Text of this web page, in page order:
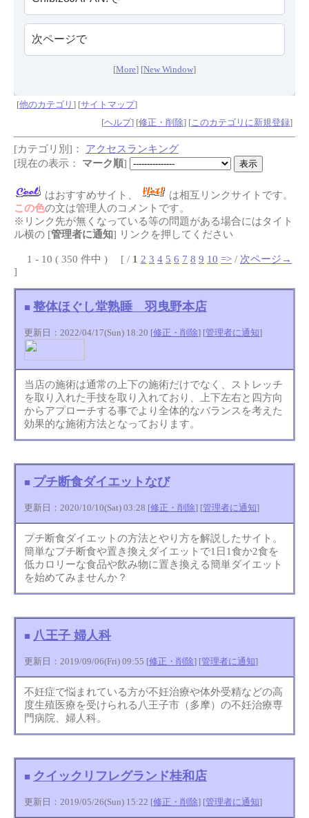
[More] [New Window]
[他のカテゴリ ] [サイトマップ]
[ヘルプ] [修正・削除] [ このカテゴリに新規登録]
[カテゴリ別]： アクセスランキング
[現在の表示：
マーク順]
はおすすめサイト、
は相互リンクサイトです。
この色の文は管理人のコメントです。
※リンク先が無くなっている等の問題がある場合にはタイト
ル横の [管理者に通知] リンクを押してください
1 - 10 ( 350 件中 ) [ / 1 2 3 4 5 6 7 8 9 10 => / 次ページ→
]
■ 整体ほぐし堂熟睡 羽曳野本店
更新日：2022/04/17(Sun) 18:20 [修正・削除] [管理者に通知]
当店の施術は通常の上下の施術だけでなく、ストレッチ
を取り入れた手技を取り入れており、上下左右と四方向
からアプローチする事でより全体的なバランスを考えた
効果的な施術方法となっております。
■ プチ断食ダイエットなび
更新日：2020/10/10(Sat) 03:28 [修正・削除] [管理者に通知]
プチ断食ダイエットの方法とやり方を解説したサイト。
簡単なプチ断食や置き換えダイエットで1日1食か2食を
低カロリーな食品や飲み物に置き換える簡単ダイエット
を始めてみませんか？
■ 八王子 婦人科
更新日：2019/09/06(Fri) 09:55 [修正・削除] [管理者に通知]
不妊症で悩まれている方が不妊治療や体外受精などの高
度生殖医療を受けられる八王子市（多摩）の不妊治療専
門病院、婦人科。
■ クイックリフレグランド桂和店
更新日：2019/05/26(Sun) 15:22 [修正・削除] [管理者に通知]